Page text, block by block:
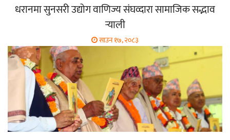
धरानमा सुनसरी उद्योग वाणिज्य संघव्दारा सामाजिक सद्भाव
र्‍याली
साउन १७, २०८३